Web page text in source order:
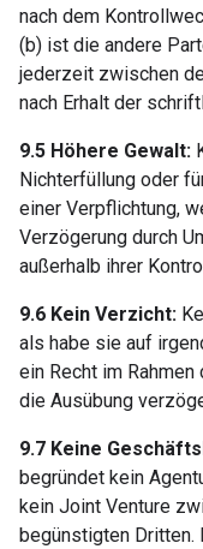
nach dem
(b) ist die andere
jederzeit zwischen
nach Erhalt der
9.5 Höhere Gewalt:
Nichterfüllung oder
einer Verpflichtung,
Verzögerung durch
außerhalb ihrer
9.6 Kein Verzicht:
als habe sie auf
ein Recht im
die Ausübung
9.7 Keine
begründet kein
kein Joint Venture
begünstigten Dritten.